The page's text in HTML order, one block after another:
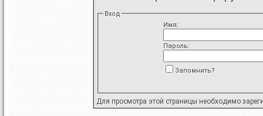
Вход
Имя:
Пароль:
Запомнить?
Для просмотра этой страницы необходимо